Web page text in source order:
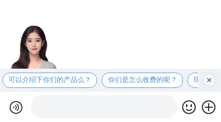
可以介绍下你们的产品么？ 你们是怎么收费的呢？ 现在有